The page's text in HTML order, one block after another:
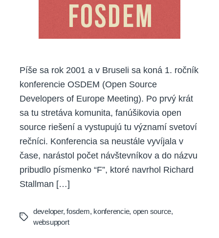
Píše sa rok 2001 a v Bruseli sa koná 1. ročník
konferencie OSDEM (Open Source
Developers of Europe Meeting). Po prvý krát
sa tu stretáva komunita, fanúšikovia open
source riešení a vystupujú tu významí svetoví
rečníci. Konferencia sa neustále vyvíjala v
čase, narástol počet návštevníkov a do názvu
pribudlo písmenko “F”, ktoré navrhol Richard
Stallman […]
Tags
developer,fosdem, konferencie, open source,
websupport